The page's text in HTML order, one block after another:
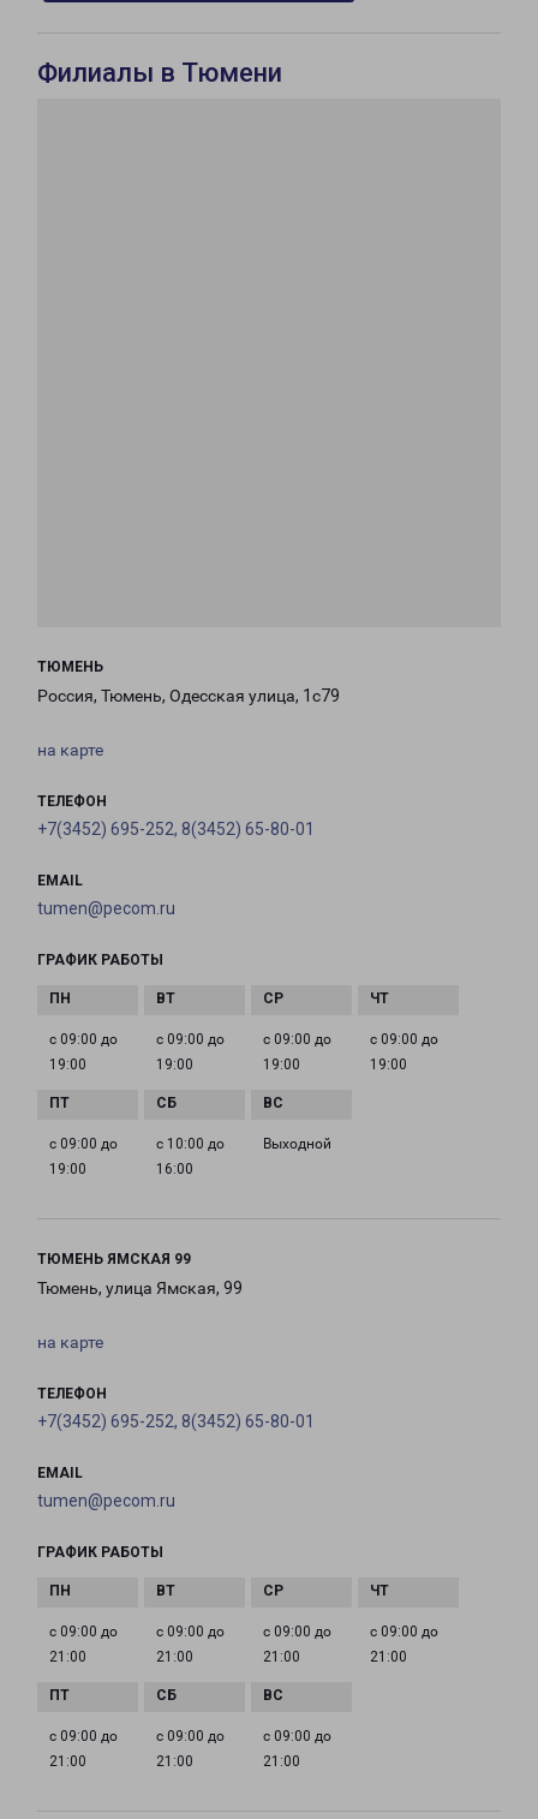
Филиалы в Тюмени
ТЮМЕНЬ
Россия, Тюмень, Одесская улица, 1с79
на карте
ТЕЛЕФОН
+7(3452) 695-252, 8(3452) 65-80-01
EMAIL
tumen@pecom.ru
ГРАФИК РАБОТЫ
с 09:00 до
19:00
с 09:00 до
19:00
с 09:00 до
19:00
с 09:00 до
19:00
с 09:00 до
19:00
с 10:00 до
16:00
Выходной
ТЮМЕНЬ ЯМСКАЯ 99
Тюмень, улица Ямская, 99
на карте
ТЕЛЕФОН
+7(3452) 695-252, 8(3452) 65-80-01
EMAIL
tumen@pecom.ru
ГРАФИК РАБОТЫ
с 09:00 до
21:00
с 09:00 до
21:00
с 09:00 до
21:00
с 09:00 до
21:00
с 09:00 до
21:00
с 09:00 до
21:00
с 09:00 до
21:00